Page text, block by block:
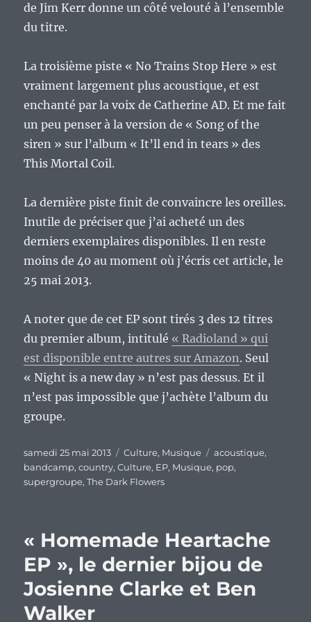
de Jim Kerr donne un côté velouté à l’ensemble
du titre.
La troisième piste « No Trains Stop Here » est
vraiment largement plus acoustique, et est
enchanté par la voix de Catherine AD. Et me fait
un peu penser à la version de « Song of the
siren » sur l’album « It’ll end in tears » des
This Mortal Coil.
La dernière piste finit de convaincre les oreilles.
Inutile de préciser que j’ai acheté un des
derniers exemplaires disponibles. Il en reste
moins de 40 au moment où j’écris cet article, le
25 mai 2013.
A noter que de cet EP sont tirés 3 des 12 titres
du premier album, intitulé « Radioland » qui
est disponible entre autres sur Amazon. Seul
« Night is a new day » n’est pas dessus. Et il
n’est pas impossible que j’achète l’album du
groupe.
Publié
le
samedi 25 mai 2013 Catégories
Culture, Musique Étiquettes
acoustique,
bandcamp,country,Culture, EP, Musique, pop,
supergroupe,The Dark Flowers
« Homemade Heartache
EP », le dernier bijou de
Josienne Clarke et Ben
Walker